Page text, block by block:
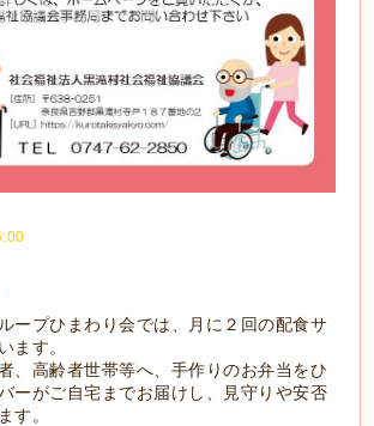
ープひまわり会では、月に２回の配食サ
ます。
、高齢者世帯等へ、手作りのお弁当をひ
ーがご自宅までお届けし、見守りや安否
す。